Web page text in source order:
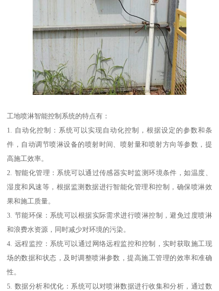
工地喷淋智能控制系统的特点有：
1. 自动化控制：系统可以实现自动化控制，根据设定的参数和条
件，自动调节喷淋设备的喷射时间、喷射量和喷射方向等参数，提
高施工效率。
2. 智能化管理：系统可以通过传感器实时监测环境条件，如温度、
湿度和风速等，根据监测数据进行智能化管理和控制，确保喷淋效
果和施工质量。
3. 节能环保：系统可以根据实际需求进行喷淋控制，避免过度喷淋
和浪费水资源，同时减少对环境的污染。
4. 远程监控：系统可以通过网络远程监控和控制，实时获取施工现
场的数据和状态，及时调整喷淋参数，提高施工管理的效率和准确
性。
5. 数据分析和优化：系统可以对喷淋数据进行收集和分析，通过数